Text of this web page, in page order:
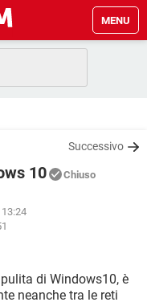
MENU
10
Successivo
10 Chiuso
di Windows10, è
neanche tra le reti